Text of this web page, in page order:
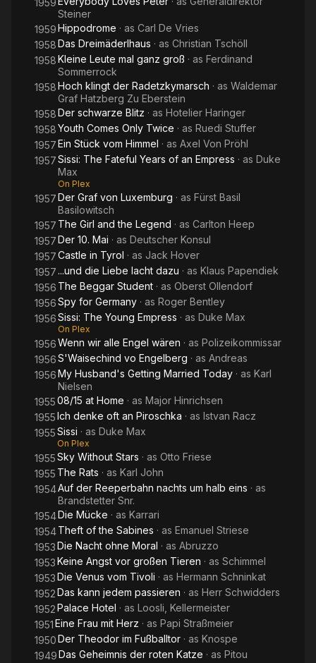
1959
Steiner
1959Hippodrome · as Carl De Vries
1958Das Dreimäderlhaus · as Christian Tschöll
1958Kleine Leute mal ganz groß · as Ferdinand
Sommerrock
1958Hoch klingt der Radetzkymarsch · as Waldemar
Graf Hatzberg Zu Eberstein
1958Der schwarze Blitz · as Hotelier Haringer
1958Youth Comes Only Twice · as Ruedi Stuffer
1957Ein Stück vom Himmel · as Axel Von Pröhl
1957Sissi: The Fateful Years of an Empress · as Duke
Max
On Plex
1957Der Graf von Luxemburg · as Fürst Basil
Basilowitsch
1957 The Girl and the Legend · as Carlton Heep
1957Der 10. Mai · as Deutscher Konsul
1957Castle in Tyrol · as Jack Hover
1957 ...und die Liebe lacht dazu · as Klaus Papendiek
1956 The Beggar Student · as Oberst Ollendorf
1956Spy for Germany · as Roger Bentley
1956Sissi: The Young Empress · as Duke Max
On Plex
1956Wenn wir alle Engel wären · as Polizeikommissar
1956S'Waisechind vo Engelberg · as Andreas
1956My Husband's Getting Married Today · as Karl
Nielsen
195508/15 at Home · as Major Hinrichsen
1955Ich denke oft an Piroschka · as Istvan Racz
1955Sissi · as Duke Max
On Plex
1955Sky Without Stars · as Otto Friese
1955 The Rats · as Karl John
1954Auf der Reeperbahn nachts um halb eins · as
Brandstetter Snr.
1954Die Mücke · as Karrari
1954Theft of the Sabines · as Emanuel Striese
1953Die Nacht ohne Moral · as Abruzzo
1953Keine Angst vor großen Tieren · as Schimmel
1953Die Venus vom Tivoli · as Hermann Schninkat
1952Das kann jedem passieren · as Herr Schwidders
1952Palace Hotel · as Loosli, Kellermeister
1951Eine Frau mit Herz · as Papi Straßmeier
1950Der Theodor im Fußballtor · as Knospe
1949Das Geheimnis der roten Katze · as Pitou